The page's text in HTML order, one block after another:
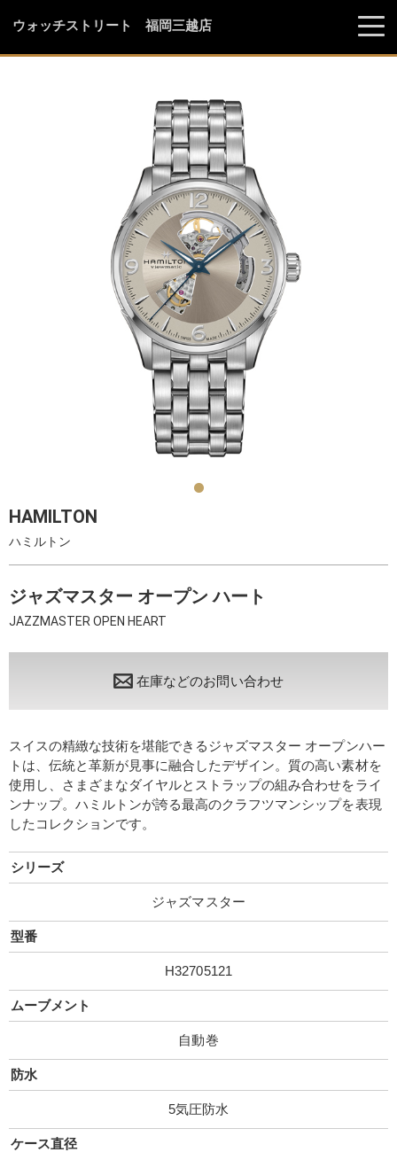
ウォッチストリート 福岡三越店
HAMILTON
ハミルトン
ジャズマスター オープン ハート
JAZZMASTER OPEN HEART
在庫などのお問い合わせ
スイスの精緻な技術を堪能できるジャズマスター オープンハー
トは、伝統と革新が見事に融合したデザイン。質の高い素材を
使用し、さまざまなダイヤルとストラップの組み合わせをライ
ンナップ。ハミルトンが誇る最高のクラフツマンシップを表現
したコレクションです。
シリーズ
ジャズマスター
型番
H32705121
ムーブメント
自動巻
防水
5気圧防水
ケース直径